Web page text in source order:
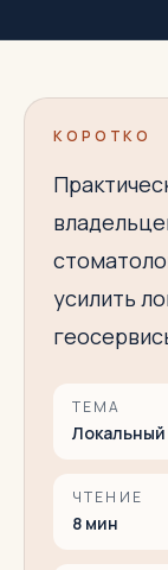
КОРОТКО
усилить
ТЕМА
ЧТЕНИЕ
8 мин